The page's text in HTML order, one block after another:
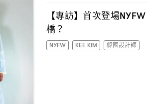
【專訪】首次登場NYFW
橋？
NYFW KEE KIM 韓國設計師